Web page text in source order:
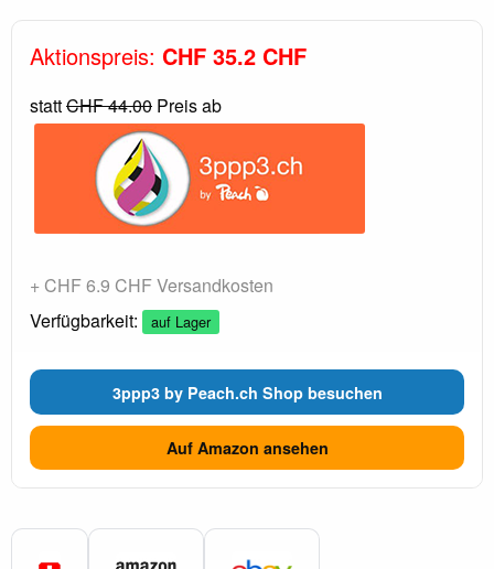
Aktionspreis: CHF 35.2 CHF
stattCHF 44.00 Preis ab
+ CHF 6.9 CHF Versandkosten
Verfügbarkeit:
auf Lager
3ppp3 by Peach.ch Shop besuchen
Auf Amazon ansehen